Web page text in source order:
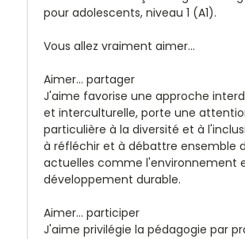
pour adolescents, niveau 1 (A1).
Vous allez vraiment aimer...
Aimer... partager
J'aime favorise une approche
et interculturelle, porte une
particulière à la diversité et à
à réfléchir et à débattre ensemble
actuelles comme l'environnement
développement durable.
Aimer... participer
J'aime privilégie la pédagogie par